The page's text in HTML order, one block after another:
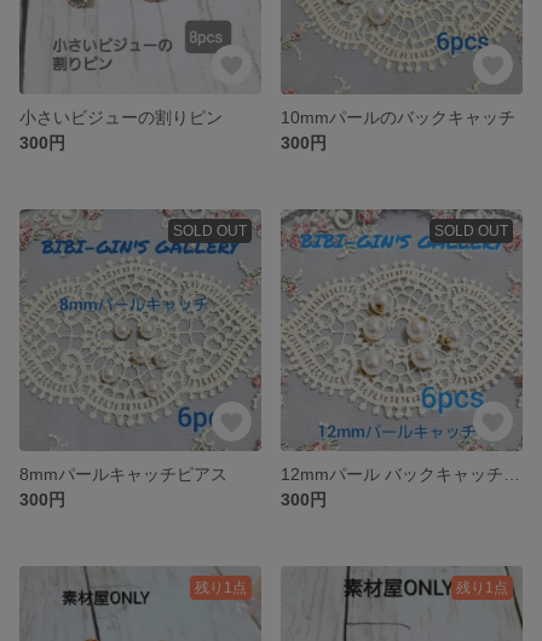
小さいビジューの割りピン
300円
10mmパールのバックキャッチ
300円
SOLD OUT
8mmパールキャッチピアス
300円
SOLD OUT
300円
残り1点 残り1点